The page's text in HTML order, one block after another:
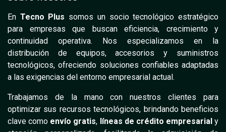
En Tecno Plus somos un socio tecnológico estratégico
para empresas que buscan eficiencia, crecimiento y
continuidad operativa. Nos especializamos en la
distribución de equipos, accesorios y suministros
tecnológicos, ofreciendo soluciones confiables adaptadas
a las exigencias del entorno empresarial actual.
Trabajamos de la mano con nuestros clientes para
optimizar sus recursos tecnológicos, brindando beneficios
clave como envío gratis, líneas de crédito empresarial y